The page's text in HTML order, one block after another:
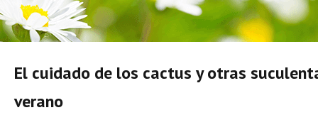
El cuidado de los cactus y otras
verano